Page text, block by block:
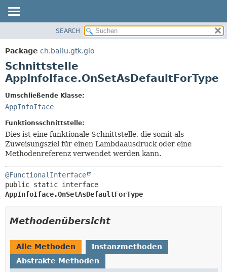
PACKAGE
KLASSE
BAUM
INDEX
KONSTRUKTOR
METHODE
SEARCH
Package ch.bailu.gtk.gio
Schnittstelle
AppInfoIface.OnSetAsDefaultForType
Umschließende Klasse:
AppInfoIface
Funktionsschnittstelle:
Dies ist eine funktionale Schnittstelle, die somit als
Zuweisungsziel für einen Lambdaausdruck oder eine
Methodenreferenz verwendet werden kann.
@FunctionalInterface
AppInfoIface.OnSetAsDefaultForType
Methodenübersicht
Alle Methoden
Instanzmethoden
Abstrakte Methoden